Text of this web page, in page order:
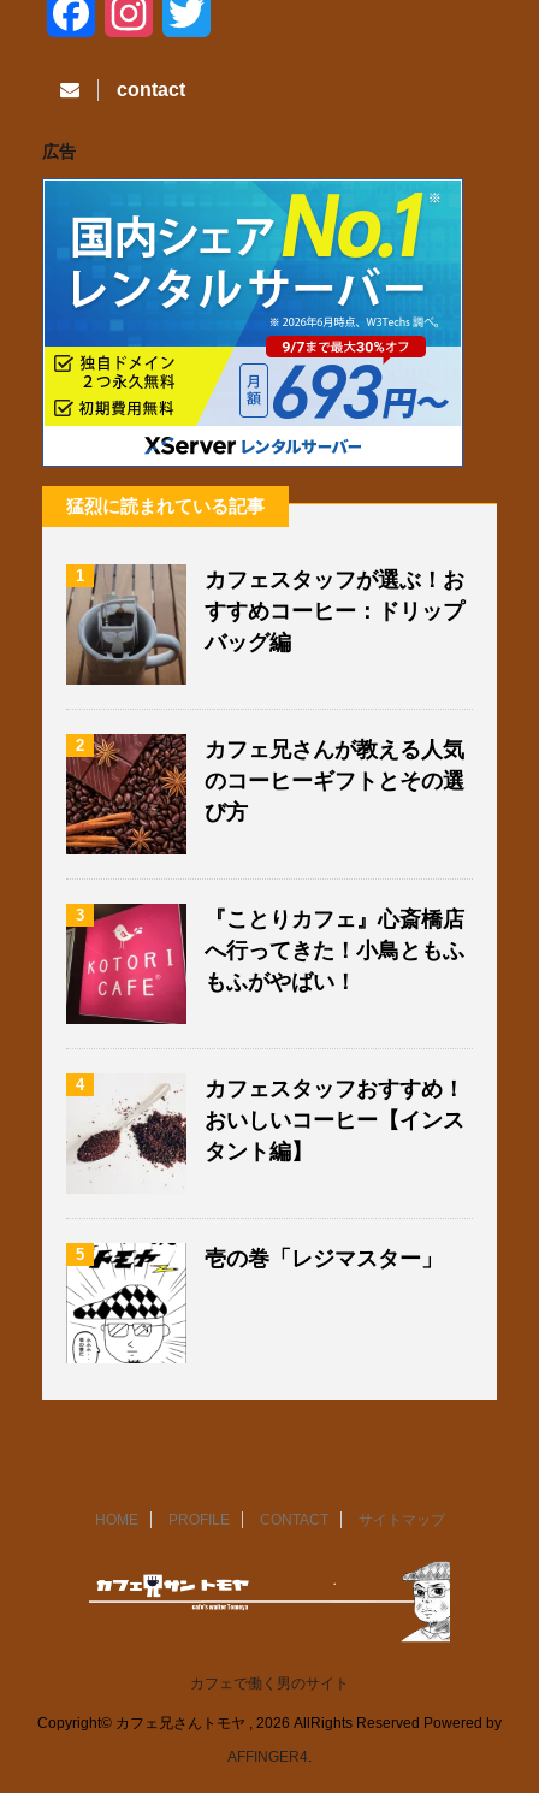
o
o
k
g
a
m
e
contact
広告
猛烈に読まれている記事
1
カフェスタッフが選ぶ！お
すすめコーヒー：ドリップ
バッグ編
2
カフェ兄さんが教える人気
のコーヒーギフトとその選
び方
3
『ことりカフェ』心斎橋店
へ行ってきた！小鳥ともふ
もふがやばい！
4
カフェスタッフおすすめ！
おいしいコーヒー【インス
タント編】
5 壱の巻「レジマスター」
HOME PROFILE CONTACT サイトマップ
カフェで働く男のサイト
Copyright© カフェ兄さんトモヤ , 2026 AllRights Reserved Powered by
AFFINGER4.